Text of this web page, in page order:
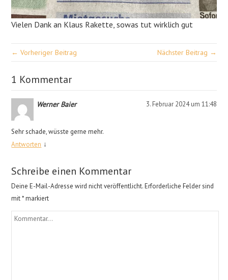
Vielen Dank an Klaus Rakette, sowas tut wirklich gut
← Vorheriger Beitrag Nächster Beitrag →
1 Kommentar
Werner Baier 3. Februar 2024 um 11:48
Sehr schade, wüsste gerne mehr.
Antworten ↓
Schreibe einen Kommentar
Deine E-Mail-Adresse wird nicht veröffentlicht. Erforderliche Felder sind
mit*markiert